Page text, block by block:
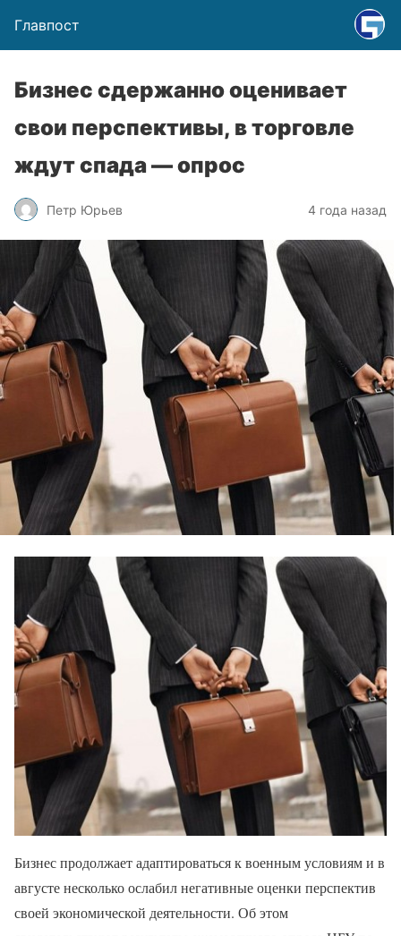
Главпост
Бизнес сдержанно оценивает
свои перспективы, в торговле
ждут спада — опрос
Петр Юрьев 4 года назад
Бизнес продолжает адаптироваться к военным условиям и в
августе несколько ослабил негативные оценки перспектив
своей экономической деятельности. Об этом